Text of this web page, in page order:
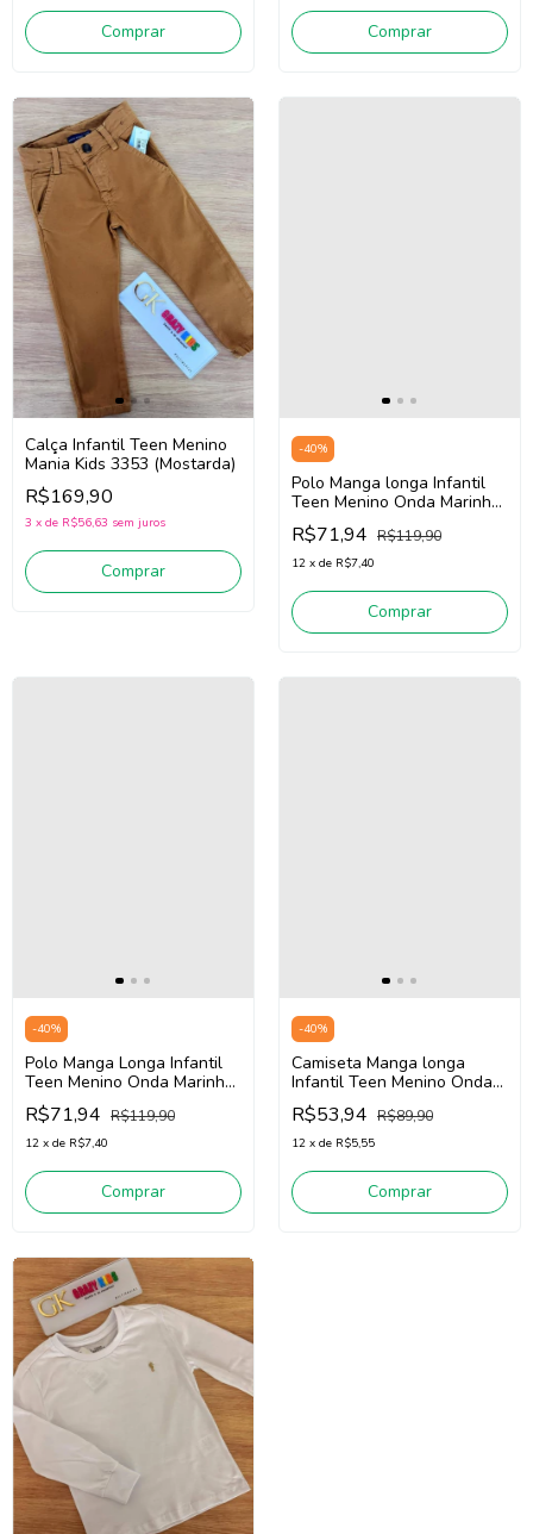
Comprar Comprar
Calça Infantil Teen Menino
Mania Kids 3353 (Mostarda)
R$169,90
3 x de R$56,63 sem juros
Comprar
-40%
Polo Manga longa Infantil
Teen Menino Onda Marinha
526102 1 (Branco)
R$71,94 R$119,90
12 x de R$7,40
Comprar
-40%
Polo Manga Longa Infantil
Teen Menino Onda Marinha
5261021 (Marinho)
R$71,94 R$119,90
12 x de R$7,40
Comprar
-40%
Camiseta Manga longa
Infantil Teen Menino Onda
Marinha 5261012 (Preto)
R$53,94 R$89,90
12 x de R$5,55
Comprar